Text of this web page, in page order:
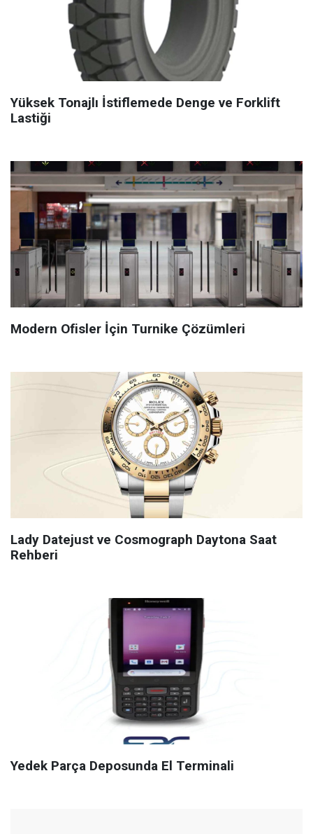
Yüksek Tonajlı İstiflemede Denge ve Forklift
Lastiği
Modern Ofisler İçin Turnike Çözümleri
Lady Datejust ve Cosmograph Daytona Saat
Rehberi
Yedek Parça Deposunda El Terminali